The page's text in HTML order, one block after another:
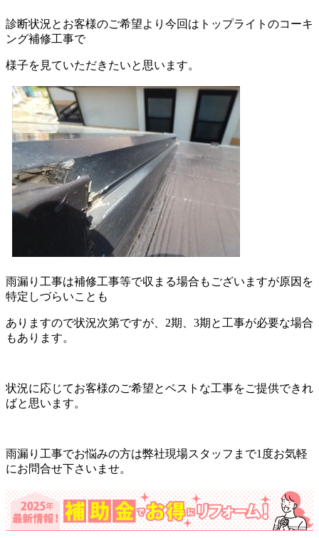
診断状況とお客様のご希望より今回はトップライトのコーキ
ング補修工事で
様子を見ていただきたいと思います。
雨漏り工事は補修工事等で収まる場合もございますが原因を
特定しづらいことも
ありますので状況次第ですが、2期、3期と工事が必要な場合
もあります。
状況に応じてお客様のご希望とベストな工事をご提供できれ
ばと思います。
雨漏り工事でお悩みの方は弊社現場スタッフまで1度お気軽
にお問合せ下さいませ。